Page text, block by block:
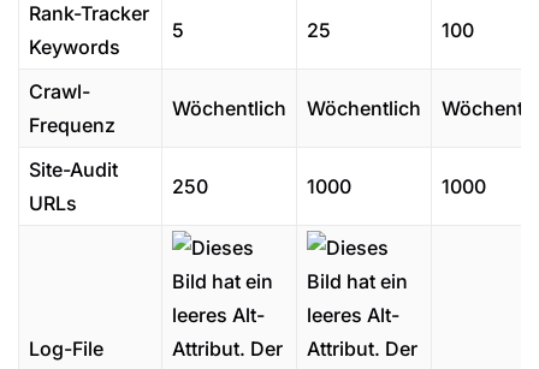
Rank-Tracker
Keywords
5 25 100
Crawl-
Frequenz
Wöchentlich Wöchentlich
Site-Audit
URLs
250 1000 1000
Log-File